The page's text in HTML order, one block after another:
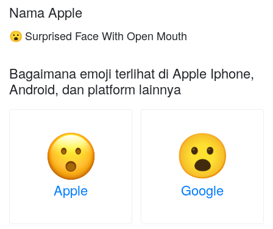
Nama Apple
😮 Surprised Face With Open Mouth
Bagaimana emoji terlihat di Apple Iphone,
Android, dan platform lainnya
Apple Google